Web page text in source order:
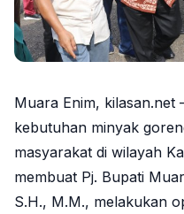
Muara Enim, kilasan.net
kebutuhan minyak
masyarakat di wilayah
membuat Pj. Bupati
S.H., M.M., melakukan